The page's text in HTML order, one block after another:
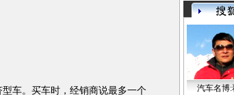
车。买车时，经销商说最多一个
汽车名博